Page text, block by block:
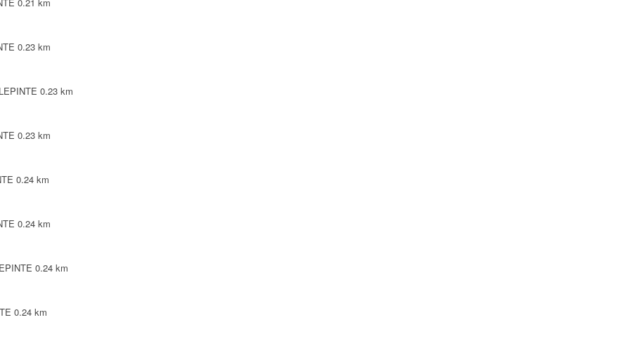
0.23 km
0.23 km
0.23 km
0.24 km
0.24 km
0.24 km
0.24 km